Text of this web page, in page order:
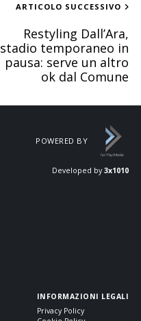
ARTICOLO SUCCESSIVO
Restyling Dall’Ara,
stadio temporaneo in
pausa: serve un altro
ok dal Comune
POWERED BY
Developed by 3x1010
INFORMAZIONI LEGALI
Privacy Policy